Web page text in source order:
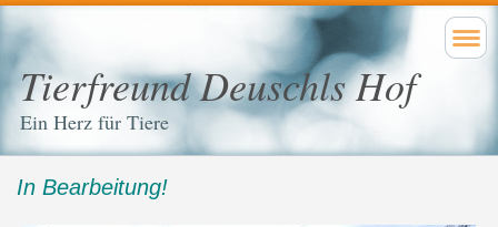
Tierfreund Deuschls Hof
Ein Herz für Tiere
In Bearbeitung!